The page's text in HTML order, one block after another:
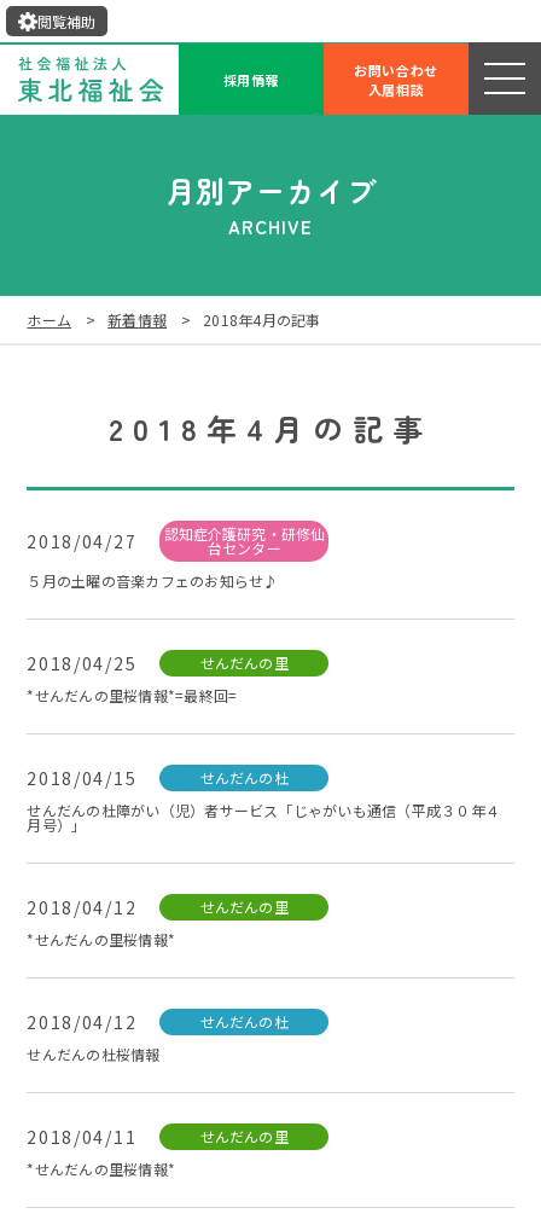
閲覧補助
採用情報
お問い合わせ
入居相談
月別アーカイブ
ARCHIVE
ホーム 新着情報 2018年4月の記事
2018年4月の記事
2018/04/27 認知症介護研究・研修仙
台センター
５月の土曜の音楽カフェのお知らせ♪
2018/04/25
せんだんの里
*せんだんの里桜情報*=最終回=
2018/04/15
せんだんの杜
せんだんの杜障がい（児）者サービス「じゃがいも通信（平成３０年４
月号）」
2018/04/12
せんだんの里
*せんだんの里桜情報*
2018/04/12
せんだんの杜
せんだんの杜桜情報
2018/04/11
せんだんの里
*せんだんの里桜情報*